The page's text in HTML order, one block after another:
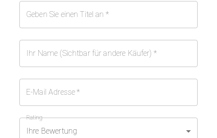
Geben Sie einen Titel an *
Ihr Name (Sichtbar für andere Käufer) *
E-Mail Adresse*
Rating
Ihre Bewertung